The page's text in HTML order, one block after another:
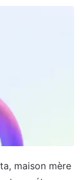
maison mère